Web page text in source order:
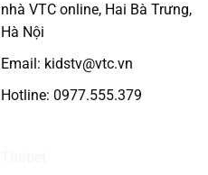
nhà VTC online, Hai Bà Trưng,
Hà Nội
Email: kidstv@vtc.vn
Hotline: 0977.555.379